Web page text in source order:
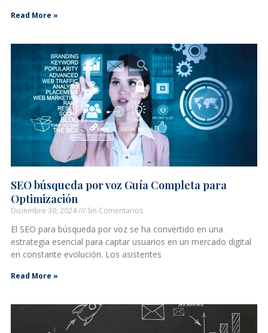
Read More »
SEO búsqueda por voz Guía Completa para
Optimización
Diciembre 30, 2024 Sin Comentarios
El SEO para búsqueda por voz se ha convertido en una
estrategia esencial para captar usuarios en un mercado digital
en constante evolución. Los asistentes
Read More »